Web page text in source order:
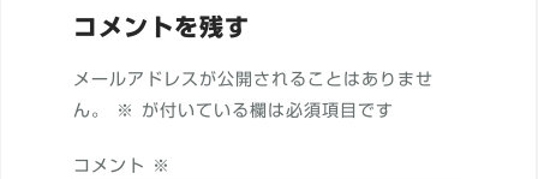
コメントを残す
メールアドレスが公開されることはありませ
ん。
※ が付いている欄は必須項目です
コメント ※